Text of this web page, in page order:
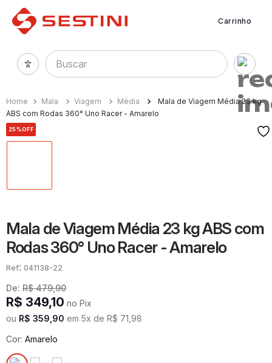
Carrinho
Buscar
Mala Viagem Média
Mala de Viagem Média 23 kg
ABS com Rodas 360° Uno Racer - Amarelo
25%OFF
Mala de Viagem Média 23 kg ABS com
Rodas 360° Uno Racer - Amarelo
: 041138-22
De: R$ 479,90
R$ 349,10 no Pix
ou R$ 359 90 em 5x de R$ 71 98
Cor: Amarelo